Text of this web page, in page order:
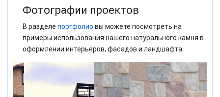
Фотографии проектов
В разделе портфолио вы можете посмотреть на
примеры использования нашего натурального камня в
оформлении интерьеров, фасадов и ландшафта.